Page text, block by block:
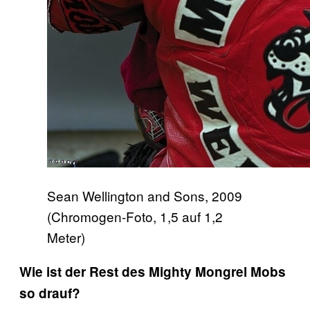
Sean Wellington and Sons, 2009
(Chromogen-Foto, 1,5 auf 1,2
Meter)
Wie ist der Rest des Mighty Mongrel Mobs
so drauf?